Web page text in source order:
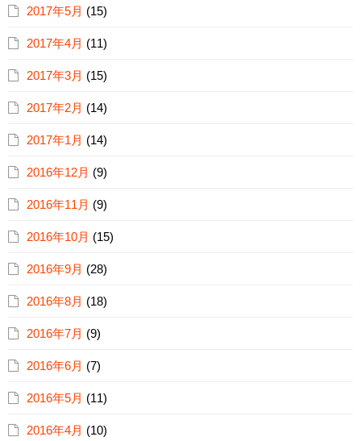
2017年5月 (15)
2017年4月 (11)
2017年3月 (15)
2017年2月 (14)
2017年1月 (14)
2016年12月 (9)
2016年11月 (9)
2016年10月 (15)
2016年9月 (28)
2016年8月 (18)
2016年7月 (9)
2016年6月 (7)
2016年5月 (11)
2016年4月 (10)